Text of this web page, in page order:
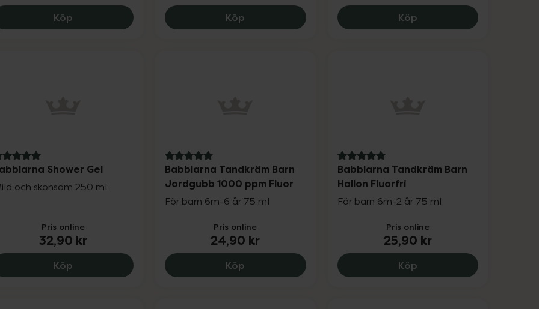
Köp Babblarna Plåster Figur Barn, 29.9 kr.
Köp Bamse Balsam, 34.9 kr. KöpBabblarna Shampoo &
av 5 i omdöme
Shower Gel
och skonsam 250 ml
Pris online
32,90 kr
Köp Babblarna Shower Gel, 32.9 kr.
5 av 5 i omdöme
Babblarna Tandkräm Barn
Jordgubb 1000 ppm Fluor
För barn 6m-6 år 75 ml
Pris online
24,90 kr
Köp Babblarna Tandkräm Barn Jordgubb 1000 ppm Fluor, 24.9
5 av 5 i omdöme
Babblarna Tandkräm Barn
Hallon Fluorfri
För barn 6m-2 år 75 ml
Pris online
25,90 kr
KöpBabblarna Tandkräm